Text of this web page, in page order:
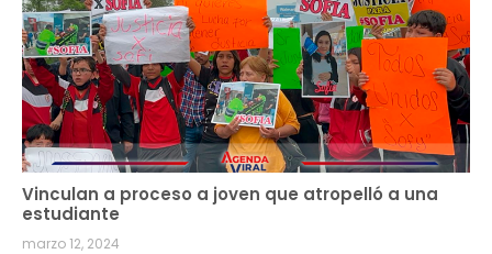
Vinculan a proceso a joven que atropelló a una
estudiante
marzo 12, 2024